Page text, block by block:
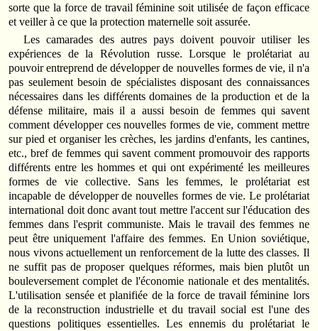
sorte que la force de travail féminine soit utilisée de façon efficace
et veiller à ce que la protection maternelle soit assurée.
Les camarades des autres pays doivent pouvoir utiliser les
expériences de la Révolution russe. Lorsque le prolétariat au
pouvoir entreprend de développer de nouvelles formes de vie, il n'a
pas seulement besoin de spécialistes disposant des connaissances
nécessaires dans les différents domaines de la production et de la
défense militaire, mais il a aussi besoin de femmes qui savent
comment développer ces nouvelles formes de vie, comment mettre
sur pied et organiser les crèches, les jardins d'enfants, les cantines,
etc., bref de femmes qui savent comment promouvoir des rapports
différents entre les hommes et qui ont expérimenté les meilleures
formes de vie collective. Sans les femmes, le prolétariat est
incapable de développer de nouvelles formes de vie. Le prolétariat
international doit donc avant tout mettre l'accent sur l'éducation des
femmes dans l'esprit communiste. Mais le travail des femmes ne
peut être uniquement l'affaire des femmes. En Union soviétique,
nous vivons actuellement un renforcement de la lutte des classes. Il
ne suffit pas de proposer quelques réformes, mais bien plutôt un
bouleversement complet de l'économie nationale et des mentalités.
L'utilisation sensée et planifiée de la force de travail féminine lors
de la reconstruction industrielle et du travail social est l'une des
questions politiques essentielles. Les ennemis du prolétariat le